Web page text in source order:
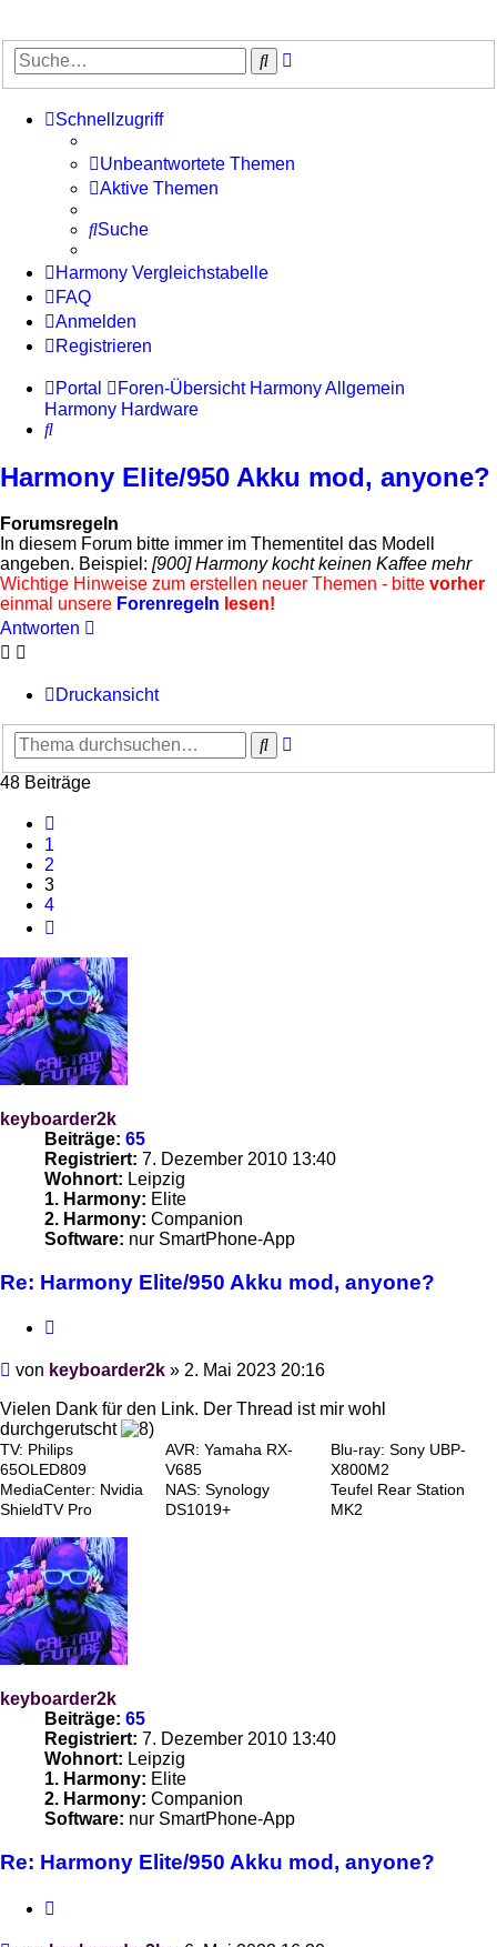
Suche
Schnellzugriff
Unbeantwortete Themen
Aktive Themen
Suche
Harmony Vergleichstabelle
FAQ
Anmelden
Registrieren
Portal Foren-Übersicht Harmony Allgemein
Harmony Hardware
Suche
Harmony Elite/950 Akku mod, anyone?
Forumsregeln
In diesem Forum bitte immer im Thementitel das Modell
angeben. Beispiel: [900] Harmony kocht keinen Kaffee mehr
Wichtige Hinweise zum erstellen neuer Themen - bitte vorher
einmal unsere Forenregeln lesen!
Antworten
Druckansicht
Suche
48 Beiträge
1
2
3
4
keyboarder2k
Beiträge: 65
Registriert: 7. Dezember 2010 13:40
Wohnort: Leipzig
1. Harmony: Elite
2. Harmony: Companion
Software: nur SmartPhone-App
Re: Harmony Elite/950 Akku mod, anyone?
Beitrag
von keyboarder2k » 2. Mai 2023 20:16
Vielen Dank für den Link. Der Thread ist mir wohl
durchgerutscht
TV: Philips
65OLED809
AVR: Yamaha RX-
V685
Blu-ray: Sony UBP-
X800M2
MediaCenter: Nvidia
ShieldTV Pro
NAS: Synology
DS1019+
Teufel Rear Station
MK2
keyboarder2k
Beiträge: 65
Registriert: 7. Dezember 2010 13:40
Wohnort: Leipzig
1. Harmony: Elite
2. Harmony: Companion
Software: nur SmartPhone-App
Re: Harmony Elite/950 Akku mod, anyone?